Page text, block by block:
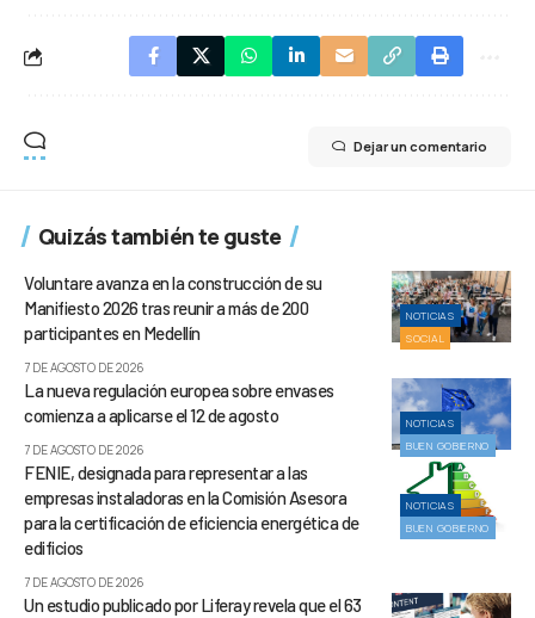
Dejar un comentario
Quizás también te guste
NOTICIAS
SOCIAL
Voluntare avanza en la construcción de su
Manifiesto 2026 tras reunir a más de 200
participantes en Medellín
7 DE AGOSTO DE 2026
NOTICIAS
BUEN GOBIERNO
La nueva regulación europea sobre envases
comienza a aplicarse el 12 de agosto
7 DE AGOSTO DE 2026
NOTICIAS
BUEN GOBIERNO
FENIE, designada para representar a las
empresas instaladoras en la Comisión Asesora
para la certificación de eficiencia energética de
edificios
7 DE AGOSTO DE 2026
Un estudio publicado por Liferay revela que el 63